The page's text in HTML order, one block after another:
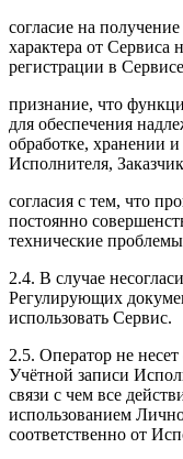
согласие на
характера от Сервиса
регистрации в
признание, что
для обеспечения
обработке, хранении
Исполнителя,
согласия с тем, что
постоянно
технические
2.4. В случае
Регулирующих
использовать Сервис.
2.5. Оператор не несет
Учётной записи
связи с чем все
использованием
соответственно от